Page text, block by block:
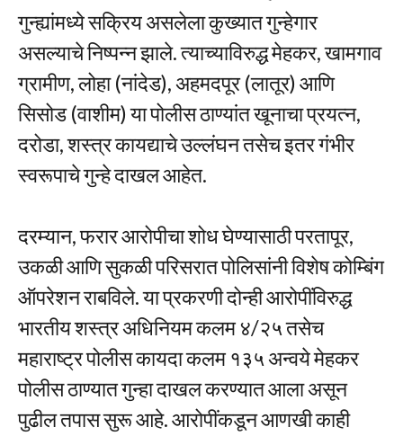
गुन्ह्यांमध्ये सक्रिय असलेला कुख्यात गुन्हेगार
असल्याचे निष्पन्न झाले. त्याच्याविरुद्ध मेहकर, खामगाव
ग्रामीण, लोहा (नांदेड), अहमदपूर (लातूर) आणि
सिसोड (वाशीम) या पोलीस ठाण्यांत खूनाचा प्रयत्न,
दरोडा, शस्त्र कायद्याचे उल्लंघन तसेच इतर गंभीर
स्वरूपाचे गुन्हे दाखल आहेत.
दरम्यान, फरार आरोपीचा शोध घेण्यासाठी परतापूर,
उकळी आणि सुकळी परिसरात पोलिसांनी विशेष कोम्बिंग
ऑपरेशन राबविले. या प्रकरणी दोन्ही आरोपींविरुद्ध
भारतीय शस्त्र अधिनियम कलम ४/२५ तसेच
महाराष्ट्र पोलीस कायदा कलम १३५ अन्वये मेहकर
पोलीस ठाण्यात गुन्हा दाखल करण्यात आला असून
पुढील तपास सुरू आहे. आरोपींकडून आणखी काही